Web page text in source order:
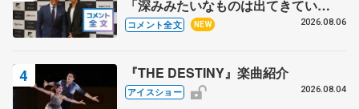
「深みみたいなものは出てきてい
る？」 〝兄さん〟と慕うレジェンド
コメント全文 NEW 2026.08.06
『THE DESTINY』楽曲紹介
アイスショー 2026.08.04